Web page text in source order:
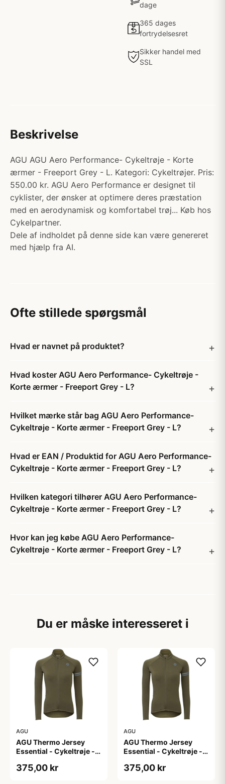
dage
365 dages
fortrydelsesret
Sikker handel med
SSL
Beskrivelse
AGU AGU Aero Performance- Cykeltrøje - Korte
ærmer - Freeport Grey - L. Kategori: Cykeltrøjer. Pris:
550.00 kr. AGU Aero Performance er designet til
cyklister, der ønsker at optimere deres præstation
med en aerodynamisk og komfortabel trøj... Køb hos
Cykelpartner.
Dele af indholdet på denne side kan være genereret
med hjælp fra AI.
Ofte stillede spørgsmål
Hvad er navnet på produktet?
Hvad koster AGU Aero Performance- Cykeltrøje -
Korte ærmer - Freeport Grey - L?
Hvilket mærke står bag AGU Aero Performance-
Cykeltrøje - Korte ærmer - Freeport Grey - L?
Hvad er EAN / Produktid for AGU Aero Performance-
Cykeltrøje - Korte ærmer - Freeport Grey - L?
Hvilken kategori tilhører AGU Aero Performance-
Cykeltrøje - Korte ærmer - Freeport Grey - L?
Hvor kan jeg købe AGU Aero Performance-
Cykeltrøje - Korte ærmer - Freeport Grey - L?
Du er måske interesseret i
AGU
AGU Thermo Jersey
Essential - Cykeltrøje -
L
375,00 kr
AGU
AGU Thermo Jersey
Essential - Cykeltrøje -
M
375,00 kr